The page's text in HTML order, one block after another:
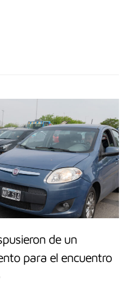
de un
para el encuentro